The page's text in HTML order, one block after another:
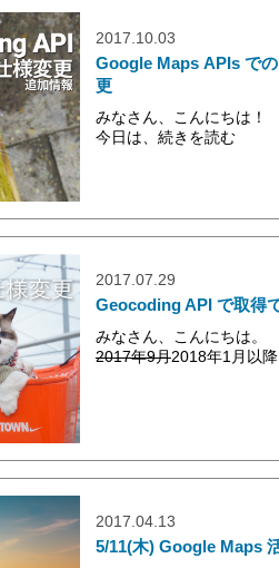
2017.10.03
Google Maps APIs で
更
みなさん、こんにちは！
今日は、 続きを読む
2017.07.29
Geocoding API で取得
みなさん、こんにちは。
2017年9月2018年1月以
2017.04.13
5/11(木) Google Maps